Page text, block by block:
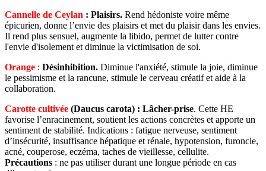
Cannelle de Ceylan : Plaisirs. Rend hédoniste voire même
épicurien, donne l’envie des plaisirs et met du plaisir dans les envies.
Il rend plus sensuel, augmente la libido, permet de lutter contre
l'envie d'isolement et diminue la victimisation de soi.
Orange : Désinhibition. Diminue l'anxiété, stimule la joie, diminue
le pessimisme et la rancune, stimule le cerveau créatif et aide à la
collaboration.
Carotte cultivée (Daucus carota) : Lâcher-prise. Cette HE
favorise l’enracinement, soutient les actions concrètes et apporte un
sentiment de stabilité. Indications : fatigue nerveuse, sentiment
d’insécurité, insuffisance hépatique et rénale, hypotension, furoncle,
acné, couperose, eczéma, taches de vieillesse, cellulite.
Précautions : ne pas utiliser durant une longue période en cas